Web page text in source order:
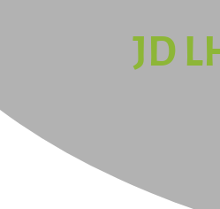
JD